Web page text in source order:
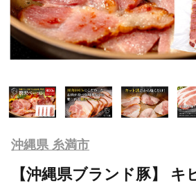
沖縄県 糸満市
【沖縄県ブランド豚】 キ